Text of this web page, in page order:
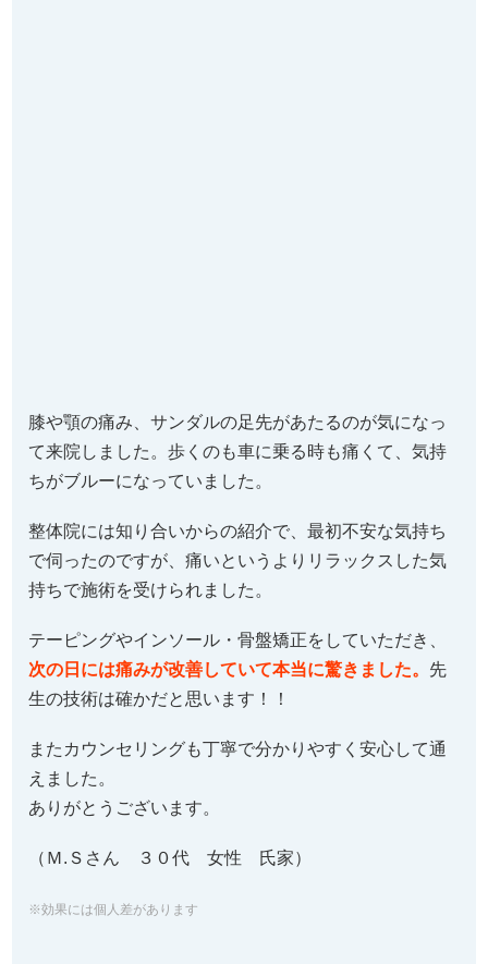
膝や顎の痛み、サンダルの足先があたるのが気になっ
て来院しました。歩くのも車に乗る時も痛くて、気持
ちがブルーになっていました。
整体院には知り合いからの紹介で、最初不安な気持ち
で伺ったのですが、痛いというよりリラックスした気
持ちで施術を受けられました。
テーピングやインソール・骨盤矯正をしていただき、
次の日には痛みが改善していて本当に驚きました。 先
生の技術は確かだと思います！！
またカウンセリングも丁寧で分かりやすく安心して通
えました。
ありがとうございます。
（Ｍ.Ｓさん ３０代 女性 氏家）
※効果には個人差があります